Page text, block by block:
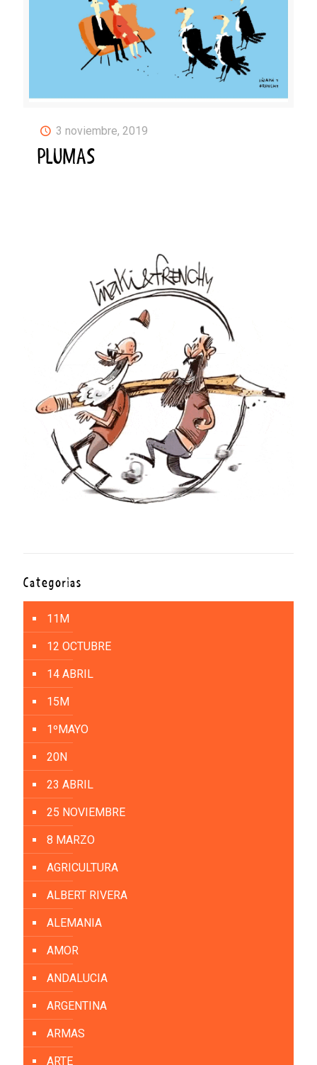
3 noviembre, 2019
PLUMAS
Categorías
11M
12 OCTUBRE
14 ABRIL
15M
1ºMAYO
20N
23 ABRIL
25 NOVIEMBRE
8 MARZO
AGRICULTURA
ALBERT RIVERA
ALEMANIA
AMOR
ANDALUCIA
ARGENTINA
ARMAS
ARTE